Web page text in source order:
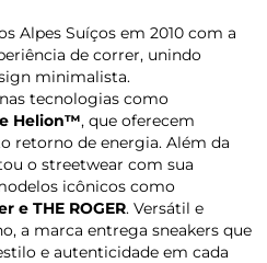
Alpes Suíços em 2010 com a
de correr, unindo
minimalista.
tecnologias como
Helion™, que oferecem
retorno de energia. Além da
o streetwear com sua
icônicos como
e THE ROGER. Versátil e
a marca entrega sneakers que
e autenticidade em cada